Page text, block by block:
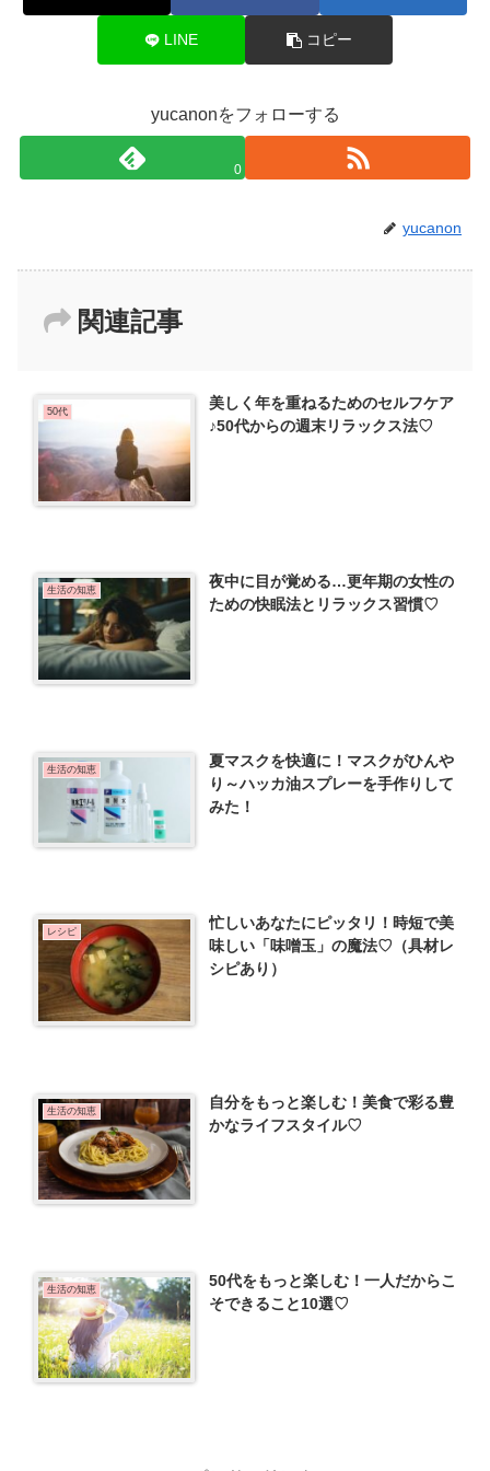
LINE コピー
yucanonをフォローする
0
yucanon
関連記事
50代
美しく年を重ねるためのセルフケア
♪50代からの週末リラックス法♡
生活の知恵
夜中に目が覚める…更年期の女性の
ための快眠法とリラックス習慣♡
生活の知恵
夏マスクを快適に！マスクがひんや
り～ハッカ油スプレーを手作りして
みた！
レシピ
忙しいあなたにピッタリ！時短で美
味しい「味噌玉」の魔法♡（具材レ
シピあり）
生活の知恵
自分をもっと楽しむ！美食で彩る豊
かなライフスタイル♡
生活の知恵
50代をもっと楽しむ！一人だからこ
そできること10選♡